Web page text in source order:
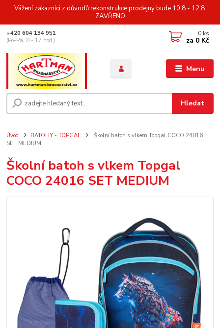
Vážení zákazníci z důvodů rekonstrukce prodejny bude 10.8 - 12.8.
ZAVŘENO
Menu
Hledat
+420 604 134 951
(Po-Pá, 8 - 17 hod.)
0 ks
za 0 Kč
Úvod BATOHY - TOPGAL
Školní batoh s vlkem Topgal COCO 24016
SET MEDIUM
Školní batoh s vlkem Topgal
COCO 24016 SET MEDIUM